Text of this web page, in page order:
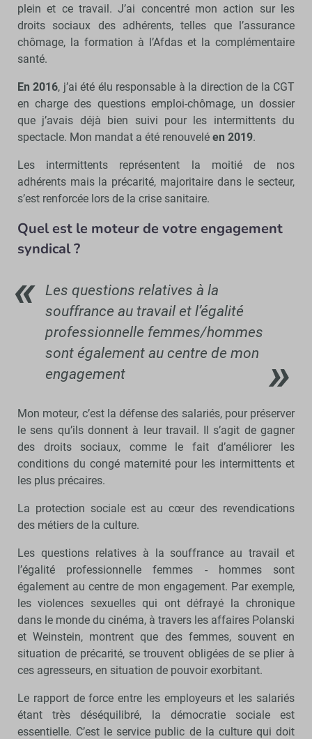
plein et ce travail. J’ai concentré mon action sur les
droits sociaux des adhérents, telles que l’assurance
chômage, la formation à l’Afdas et la complémentaire
santé.
En 2016, j’ai été élu responsable à la direction de la CGT
en charge des questions emploi-chômage, un dossier
que j’avais déjà bien suivi pour les intermittents du
spectacle. Mon mandat a été renouvelé en 2019.
Les intermittents représentent la moitié de nos
adhérents mais la précarité, majoritaire dans le secteur,
s’est renforcée lors de la crise sanitaire.
Quel est le moteur de votre engagement
syndical ?
Les questions relatives à la
souffrance au travail et l’égalité
professionnelle femmes/hommes
sont également au centre de mon
engagement
Mon moteur, c’est la défense des salariés, pour préserver
le sens qu’ils donnent à leur travail. Il s’agit de gagner
des droits sociaux, comme le fait d’améliorer les
conditions du congé maternité pour les intermittents et
les plus précaires.
La protection sociale est au cœur des revendications
des métiers de la culture.
Les questions relatives à la souffrance au travail et
l’égalité professionnelle femmes - hommes sont
également au centre de mon engagement. Par exemple,
les violences sexuelles qui ont défrayé la chronique
dans le monde du cinéma, à travers les affaires Polanski
et Weinstein, montrent que des femmes, souvent en
situation de précarité, se trouvent obligées de se plier à
ces agresseurs, en situation de pouvoir exorbitant.
Le rapport de force entre les employeurs et les salariés
étant très déséquilibré, la démocratie sociale est
essentielle. C’est le service public de la culture qui doit